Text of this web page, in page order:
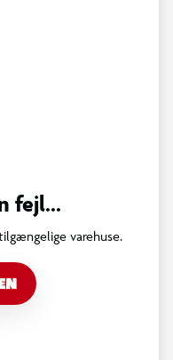
fejl...
varehuse.